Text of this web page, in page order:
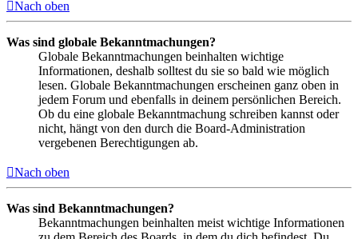
Nach oben
Was sind globale Bekanntmachungen?
Globale Bekanntmachungen beinhalten wichtige
Informationen, deshalb solltest du sie so bald wie möglich
lesen. Globale Bekanntmachungen erscheinen ganz oben in
jedem Forum und ebenfalls in deinem persönlichen Bereich.
Ob du eine globale Bekanntmachung schreiben kannst oder
nicht, hängt von den durch die Board-Administration
vergebenen Berechtigungen ab.
Nach oben
Was sind Bekanntmachungen?
Bekanntmachungen beinhalten meist wichtige Informationen